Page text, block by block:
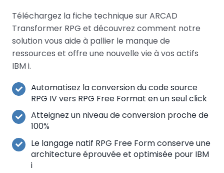
Téléchargez la fiche technique sur ARCAD
Transformer RPG et découvrez comment notre
solution vous aide à pallier le manque de
ressources et offre une nouvelle vie à vos actifs
IBM i.
Automatisez la conversion du code source
RPG IV vers RPG Free Format en un seul click
Atteignez un niveau de conversion proche de
100%
Le langage natif RPG Free Form conserve une
architecture éprouvée et optimisée pour IBM
i